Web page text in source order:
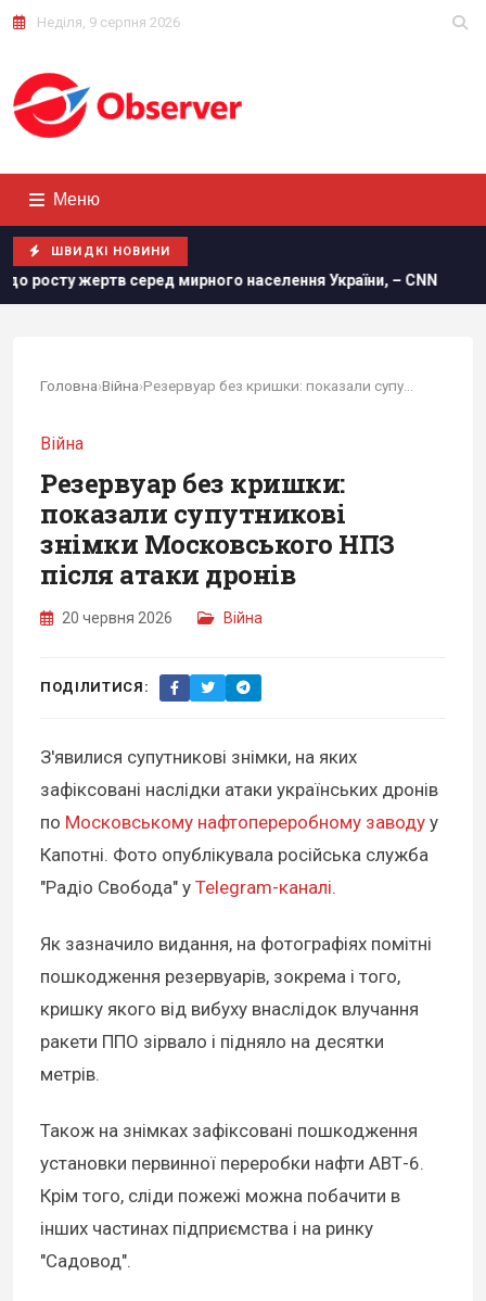
Неділя, 9 серпня 2026
Меню
ШВИДКІ НОВИНИ
серед мирного населення України, – CNN Удосконалені
Головна›Війна›
Війна
Резервуар без кришки:
показали супутникові
знімки Московського НПЗ
після атаки дронів
20 червня 2026 Війна
ПОДІЛИТИСЯ:
З'явилися супутникові знімки, на яких
зафіксовані наслідки атаки українських дронів
по Московському нафтопереробному заводу у
Капотні. Фото опублікувала російська служба
"Радіо Свобода" у Telegram-каналі.
Як зазначило видання, на фотографіях помітні
пошкодження резервуарів, зокрема і того,
кришку якого від вибуху внаслідок влучання
ракети ППО зірвало і підняло на десятки
метрів.
Також на знімках зафіксовані пошкодження
установки первинної переробки нафти АВТ-6.
Крім того, сліди пожежі можна побачити в
інших частинах підприємства і на ринку
"Садовод".